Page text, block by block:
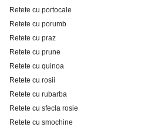
Retete cu portocale
Retete cu porumb
Retete cu praz
Retete cu prune
Retete cu quinoa
Retete cu rosii
Retete cu rubarba
Retete cu sfecla rosie
Retete cu smochine